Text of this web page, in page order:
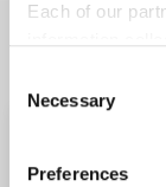
Each of our
well as other
Selection
Necessary
Preferences